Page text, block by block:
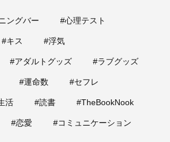
ングバー #心理テスト
#キス #浮気
#アダルトグッズ #ラブグッズ
#運命数 #セフレ
活 #読書 #TheBookNook
#恋愛 #コミュニケーション